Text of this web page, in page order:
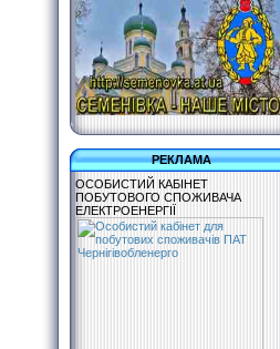
РЕКЛАМА
ОСОБИСТИЙ КАБІНЕТ
ПОБУТОВОГО СПОЖИВАЧА
ЕЛЕКТРОЕНЕРГІЇ